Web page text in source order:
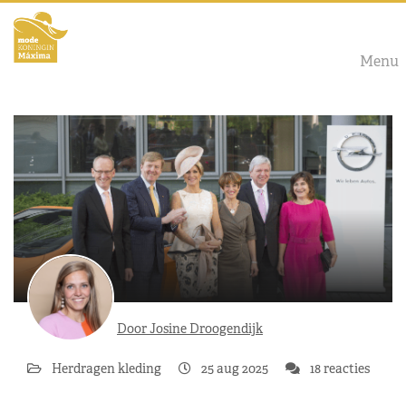
Menu
Door Josine Droogendijk
Herdragen kleding 25 aug 2025 18 reacties